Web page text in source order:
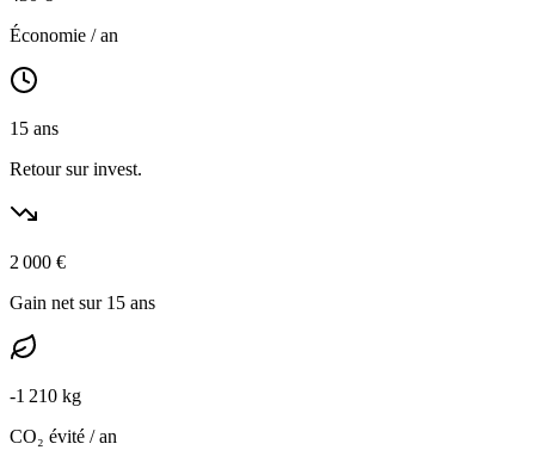
Économie / an
15 ans
Retour sur invest.
2 000 €
Gain net sur 15 ans
-1 210 kg
CO₂ évité / an